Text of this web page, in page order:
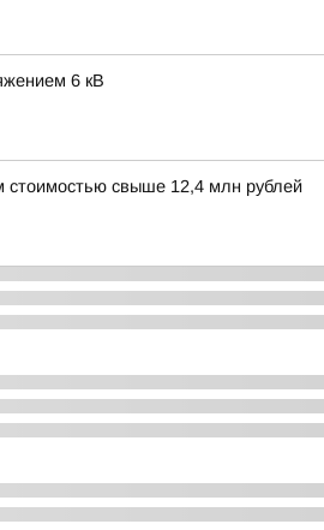
6 кВ
стоимостью свыше 12,4 млн рублей